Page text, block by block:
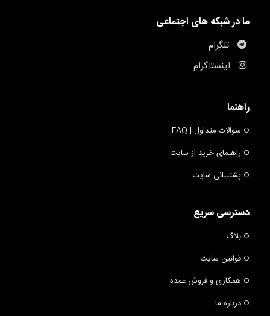
ما در شبکه های اجتماعی
تلگرام
اینستاگرام
راهنما
سوالات متداول | FAQ
راهنمای خرید از سایت
پشتیبانی سایت
دسترسی سریع
بلاگ
قوانین سایت
همکاری و فروش عمده
درباره ما